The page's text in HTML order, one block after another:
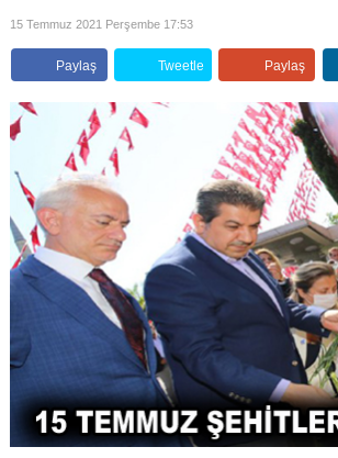
15 Temmuz 2021 Perşembe 17:53
Paylaş Tweetle Paylaş